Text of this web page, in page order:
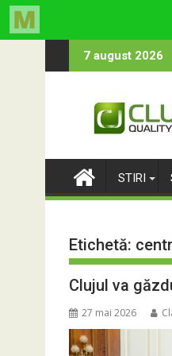
to
7 august 2026
Smiley și Theo Rose și
000 de oameni au cântat,
STIRI
Etichetă:
Clujul va
27 mai 2026